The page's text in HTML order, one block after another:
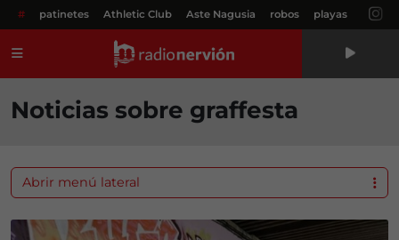
# patinetes Athletic Club Aste Nagusia robos playas
Noticias sobre graffesta
Abrir menú lateral